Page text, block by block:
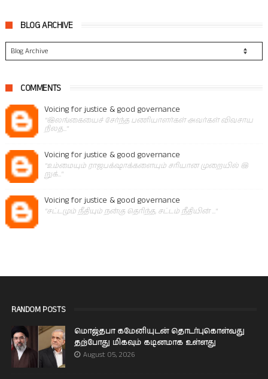
BLOG ARCHIVE
COMMENTS
Voicing for justice & good governance
"இலங்கையைச் சேர்ந்த பணியாளர்கள் அவர்கள் விவசாய
நிலத..."
Voicing for justice & good governance
"உம்மையும் ராஜபக்‌ஷாக்களையும் சரியான முறையில் இ
றுக்..."
Voicing for justice & good governance
"சட்டமும் நீதியும் நன்கு தெரிந்த, சட்டம் நீதியின் ..."
RANDOM POSTS
மொஜ்தபா கமேனியுடன் தொடர்புகொள்வது
தற்போது மிகவும் கடினமாக உள்ளது
August 05, 2026